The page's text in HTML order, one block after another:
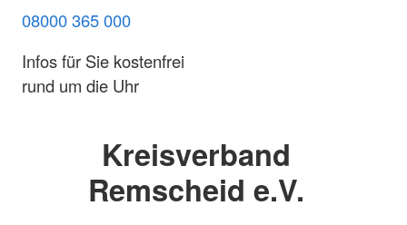
08000 365 000
Infos für Sie kostenfrei
rund um die Uhr
Kreisverband
Remscheid e.V.